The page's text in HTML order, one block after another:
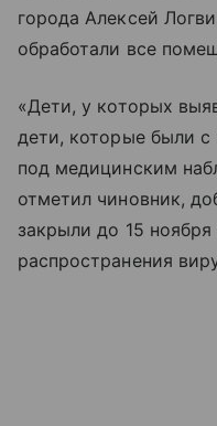
города Алексей
обработали все
«Дети, у которых
дети, которые были с
под медицинским
отметил чиновник,
закрыли до 15
распространения